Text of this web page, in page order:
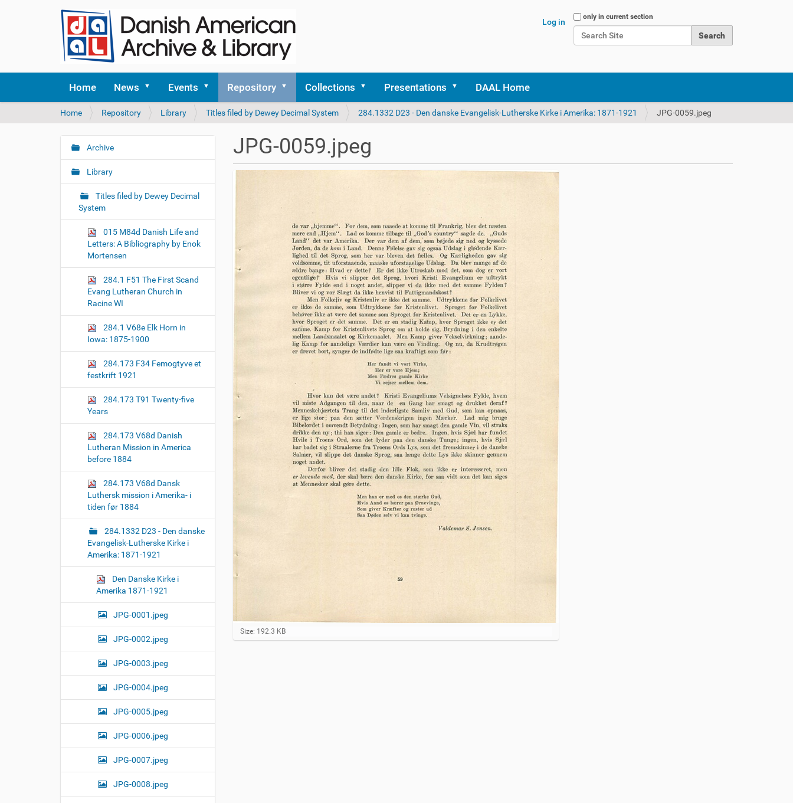
Search Site
only in current section
Log in
Home News Events Repository Collections Presentations DAAL Home
Y
u
r
h
e
Home Repository Library Titles filed by Dewey Decimal System 284.1332 D23 - Den danske Evangelisk-Lutherske Kirke i Amerika: 1871-1921 JPG-0059.jpeg
JPG-0059.jpeg
C
l
Size: 192.3 KB
N
a
o
Archive
Library
Titles filed by Dewey Decimal
System
015 M84d Danish Life and
Letters: A Bibliography by Enok
Mortensen
284.1 F51 The First Scand
Evang Lutheran Church in
Racine WI
284.1 V68e Elk Horn in
Iowa: 1875-1900
284.173 F34 Femogtyve et
festkrift 1921
284.173 T91 Twenty-five
Years
284.173 V68d Danish
Lutheran Mission in America
before 1884
284.173 V68d Dansk
Luthersk mission i Amerika- i
tiden før 1884
284.1332 D23 - Den danske
Evangelisk-Lutherske Kirke i
Amerika: 1871-1921
Den Danske Kirke i
Amerika 1871-1921
JPG-0001.jpeg
JPG-0002.jpeg
JPG-0003.jpeg
JPG-0004.jpeg
JPG-0005.jpeg
JPG-0006.jpeg
JPG-0007.jpeg
JPG-0008.jpeg